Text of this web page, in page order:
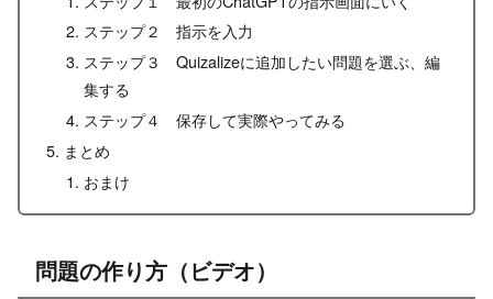
ステップ２ 指示を入力
ステップ３ Quizalizeに追加したい問題を選ぶ、編
集する
ステップ４ 保存して実際やってみる
まとめ
おまけ
問題の作り方（ビデオ）